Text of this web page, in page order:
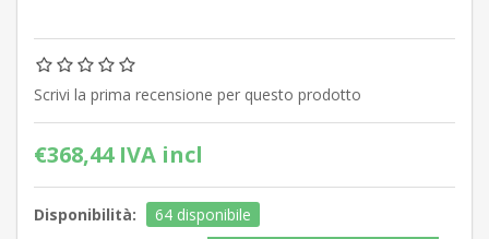
Scrivi la prima recensione per questo prodotto
€368,44 IVA incl
Disponibilità: 64 disponibile